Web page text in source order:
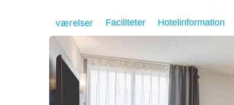
værelser Faciliteter Hotelinformation